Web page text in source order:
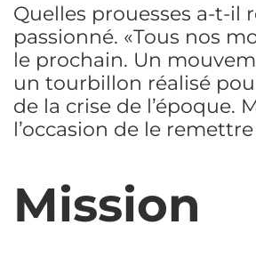
Quelles prouesses a-t-il
passionné. «Tous nos
le prochain. Un
un tourbillon réalisé
de la crise de l’époque.
l’occasion de le
Mission